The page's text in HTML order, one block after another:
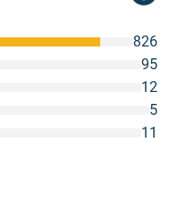
11
5
12
95
826